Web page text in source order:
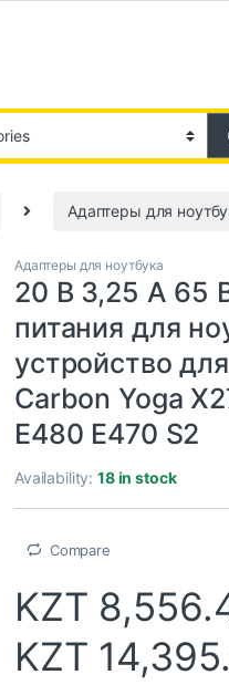
Адаптеры для
Адаптеры для ноутбука
20 В 3,25 А 65
питания для
устройство
Carbon Yoga
E480 E470 S2
Availability:18 in stock
Compare
KZT
KZT